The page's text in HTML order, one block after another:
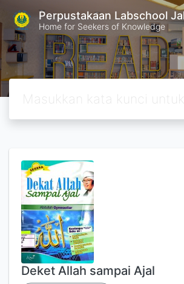
Perpustakaan Labschool
Home for Seekers of Knowledge
Deket Allah sampai Ajal